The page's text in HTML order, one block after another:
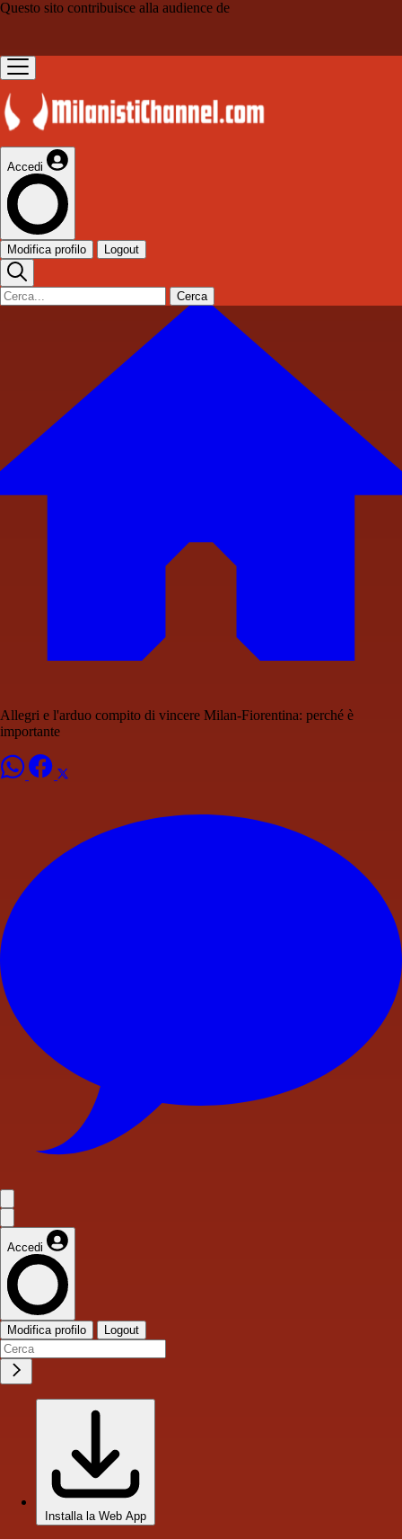
Questo sito contribuisce alla audience de
Accedi
Modifica profilo Logout
Cerca
Allegri e l'arduo compito di vincere Milan-Fiorentina: perché è
importante
Accedi
Modifica profilo Logout
Installa la Web App